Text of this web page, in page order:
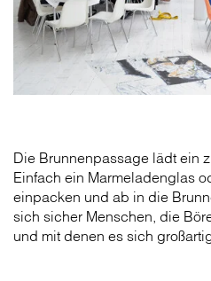
Die Brunnenpassage lädt ein
Einfach ein Marmeladenglas
einpacken und ab in die
sich sicher Menschen, die
und mit denen es sich